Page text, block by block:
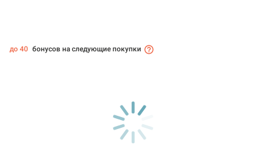
до 40 бонусов на следующие покупки